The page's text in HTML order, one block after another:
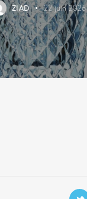
ZIAD 22 juin 2026